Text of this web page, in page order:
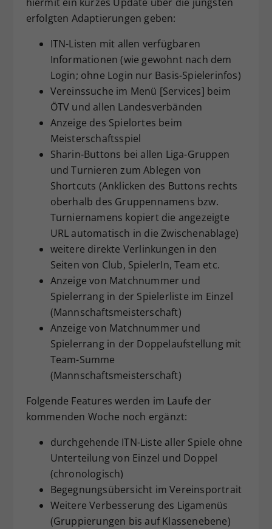
erfolgten Adaptierungen geben:
ITN-Listen mit allen verfügbaren
Informationen (wie gewohnt nach dem
Login; ohne Login nur Basis-Spielerinfos)
Vereinssuche im Menü [Services] beim
ÖTV und allen Landesverbänden
Anzeige des Spielortes beim
Meisterschaftsspiel
Sharin-Buttons bei allen Liga-Gruppen
und Turnieren zum Ablegen von
Shortcuts (Anklicken des Buttons rechts
oberhalb des Gruppennamens bzw.
Turniernamens kopiert die angezeigte
URL automatisch in die Zwischenablage)
weitere direkte Verlinkungen in den
Seiten von Club, SpielerIn, Team etc.
Anzeige von Matchnummer und
Spielerrang in der Spielerliste im Einzel
(Mannschaftsmeisterschaft)
Anzeige von Matchnummer und
Spielerrang in der Doppelaufstellung mit
Team-Summe
(Mannschaftsmeisterschaft)
Folgende Features werden im Laufe der
kommenden Woche noch ergänzt:
durchgehende ITN-Liste aller Spiele ohne
Unterteilung von Einzel und Doppel
(chronologisch)
Begegnungsübersicht im Vereinsportrait
Weitere Verbesserung des Ligamenüs
(Gruppierungen bis auf Klassenebene)
Zweck
Dieser Wert speichert Ihre Consent-
Einstellungen. Unter anderem eine
zufällig generierte ID, für die
historische Speicherung Ihrer
vorgenommen Einstellungen, falls der
Webseiten-Betreiber dies eingestellt
hat.